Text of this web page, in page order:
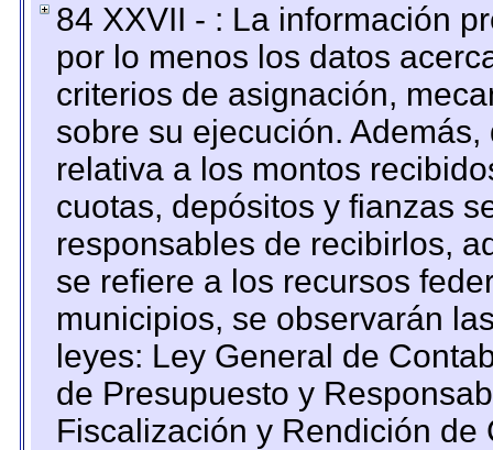
84 XXVII - : La información
por lo menos los datos
criterios de asignación,
sobre su ejecución.
relativa a los montos
cuotas, depósitos y fianzas
responsables de recibirlos,
se refiere a los recursos
municipios, se observarán
leyes: Ley General de
de Presupuesto y
Fiscalización y Rendición